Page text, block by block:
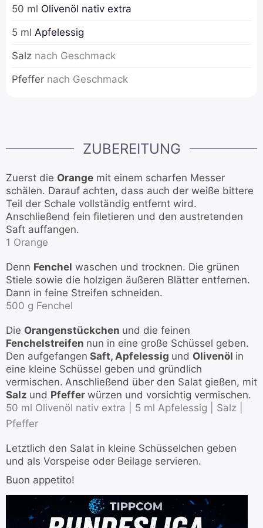
50 ml Olivenöl nativ extra
5 ml Apfelessig
Salz nach Geschmack
Pfeffer nach Geschmack
ZUBEREITUNG
Zuerst die Orange mit einem scharfen Messer
schälen. Darauf achten, dass auch der weiße bittere
Teil der Schale vollständig entfernt wird.
Anschließend fein filetieren und den austretenden
Saft auffangen.
1 Orange
Denn Fenchel waschen und trocknen. Die grünen
Stiele sowie die holzigen äußeren Blätter entfernen.
Dann in feine Streifen schneiden.
500 g Fenchel
Die Orangenstückchen und die feinen
Fenchelstreifen nun in eine große Schüssel geben.
Den aufgefangen Saft, Apfelessig und Olivenöl in
eine kleine Schüssel geben und gründlich
vermischen. Anschließend über den Salat gießen, mit
Salz und Pfeffer würzen und vorsichtig vermischen.
50 ml Olivenöl nativ extra |
5 ml Apfelessig |
Salz |
Pfeffer
Letztlich den Salat in kleine Schüsselchen geben
und als Vorspeise oder Beilage servieren.
Buon appetito!